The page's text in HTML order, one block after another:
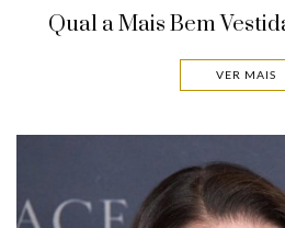
Qual a Mais Bem
VER MAIS